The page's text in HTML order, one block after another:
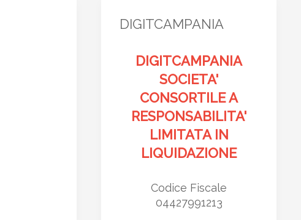
DIGITCAMPANIA
DIGITCAMPANIA
SOCIETA'
CONSORTILE A
RESPONSABILITA'
LIMITATA IN
LIQUIDAZIONE
Codice Fiscale
04427991213